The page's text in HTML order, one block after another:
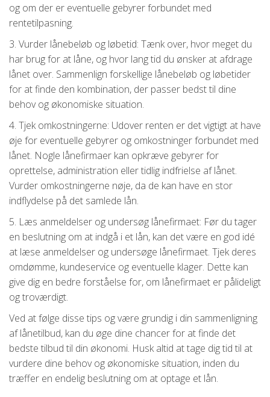
og om der er eventuelle gebyrer forbundet med
rentetilpasning.
3. Vurder lånebeløb og løbetid: Tænk over, hvor meget du
har brug for at låne, og hvor lang tid du ønsker at afdrage
lånet over. Sammenlign forskellige lånebeløb og løbetider
for at finde den kombination, der passer bedst til dine
behov og økonomiske situation.
4. Tjek omkostningerne: Udover renten er det vigtigt at have
øje for eventuelle gebyrer og omkostninger forbundet med
lånet. Nogle lånefirmaer kan opkræve gebyrer for
oprettelse, administration eller tidlig indfrielse af lånet.
Vurder omkostningerne nøje, da de kan have en stor
indflydelse på det samlede lån.
5. Læs anmeldelser og undersøg lånefirmaet: Før du tager
en beslutning om at indgå i et lån, kan det være en god idé
at læse anmeldelser og undersøge lånefirmaet. Tjek deres
omdømme, kundeservice og eventuelle klager. Dette kan
give dig en bedre forståelse for, om lånefirmaet er pålideligt
og troværdigt.
Ved at følge disse tips og være grundig i din sammenligning
af lånetilbud, kan du øge dine chancer for at finde det
bedste tilbud til din økonomi. Husk altid at tage dig tid til at
vurdere dine behov og økonomiske situation, inden du
træffer en endelig beslutning om at optage et lån.